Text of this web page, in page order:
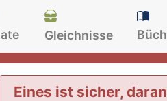
Gleichnisse
Eines ist sicher,